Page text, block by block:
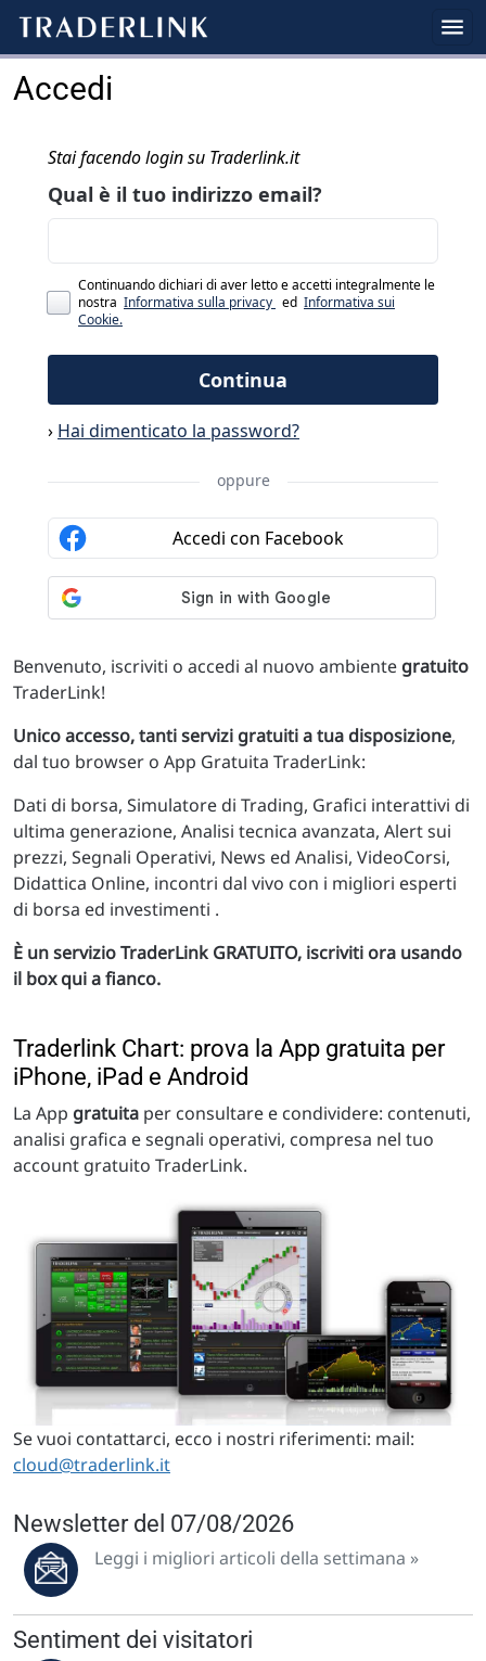
Accedi
Benvenuto, iscriviti o accedi al nuovo ambiente gratuito
TraderLink!
Unico accesso, tanti servizi gratuiti a tua disposizione,
dal tuo browser o App Gratuita TraderLink:
Dati di borsa, Simulatore di Trading, Grafici interattivi di
ultima generazione, Analisi tecnica avanzata, Alert sui
prezzi, Segnali Operativi, News ed Analisi, VideoCorsi,
Didattica Online, incontri dal vivo con i migliori esperti
di borsa ed investimenti .
È un servizio TraderLink GRATUITO, iscriviti ora usando
il box qui a fianco.
Traderlink Chart: prova la App gratuita per
iPhone, iPad e Android
La App gratuita per consultare e condividere: contenuti,
analisi grafica e segnali operativi, compresa nel tuo
account gratuito TraderLink.
Se vuoi contattarci, ecco i nostri riferimenti: mail:
cloud@traderlink.it
Newsletter del 07/08/2026
Leggi i migliori articoli della settimana »
Sentiment dei visitatori